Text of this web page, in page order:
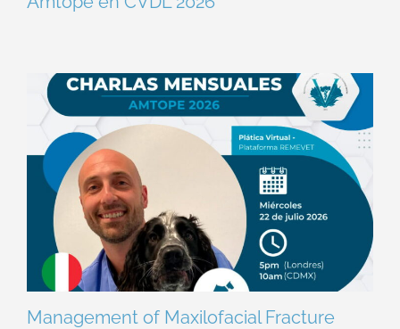
Management of Maxilofacial Fracture